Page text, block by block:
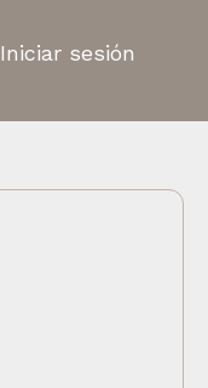
Iniciar sesión